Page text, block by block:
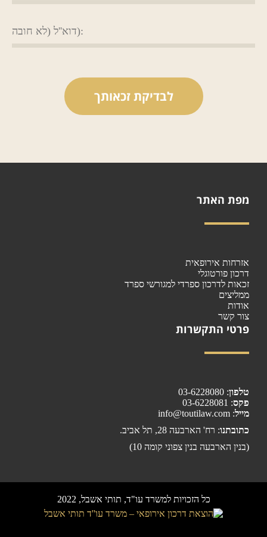
מפת האתר
אזרחות אירופאית
דרכון פורטוגלי
זכאות לדרכון ספרדי למגורשי ספרד
ממליצים
אודות
צור קשר
פרטי התקשרות
טלפון:
03-6228080
פקס: 03-6228081
מייל: info@toutilaw.com
כתובתנו: רח' הארבעה 28, תל אביב.
(בנין הארבעה בנין צפוני קומה 10)
כל הזכויות למשרד עו"ד, תותי אשבל, 2022